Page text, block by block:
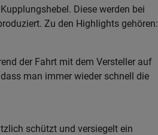
Diese werden bei
Zu den Highlights gehören:
der Fahrt mit dem Versteller auf
man immer wieder schnell die
schützt und versiegelt ein